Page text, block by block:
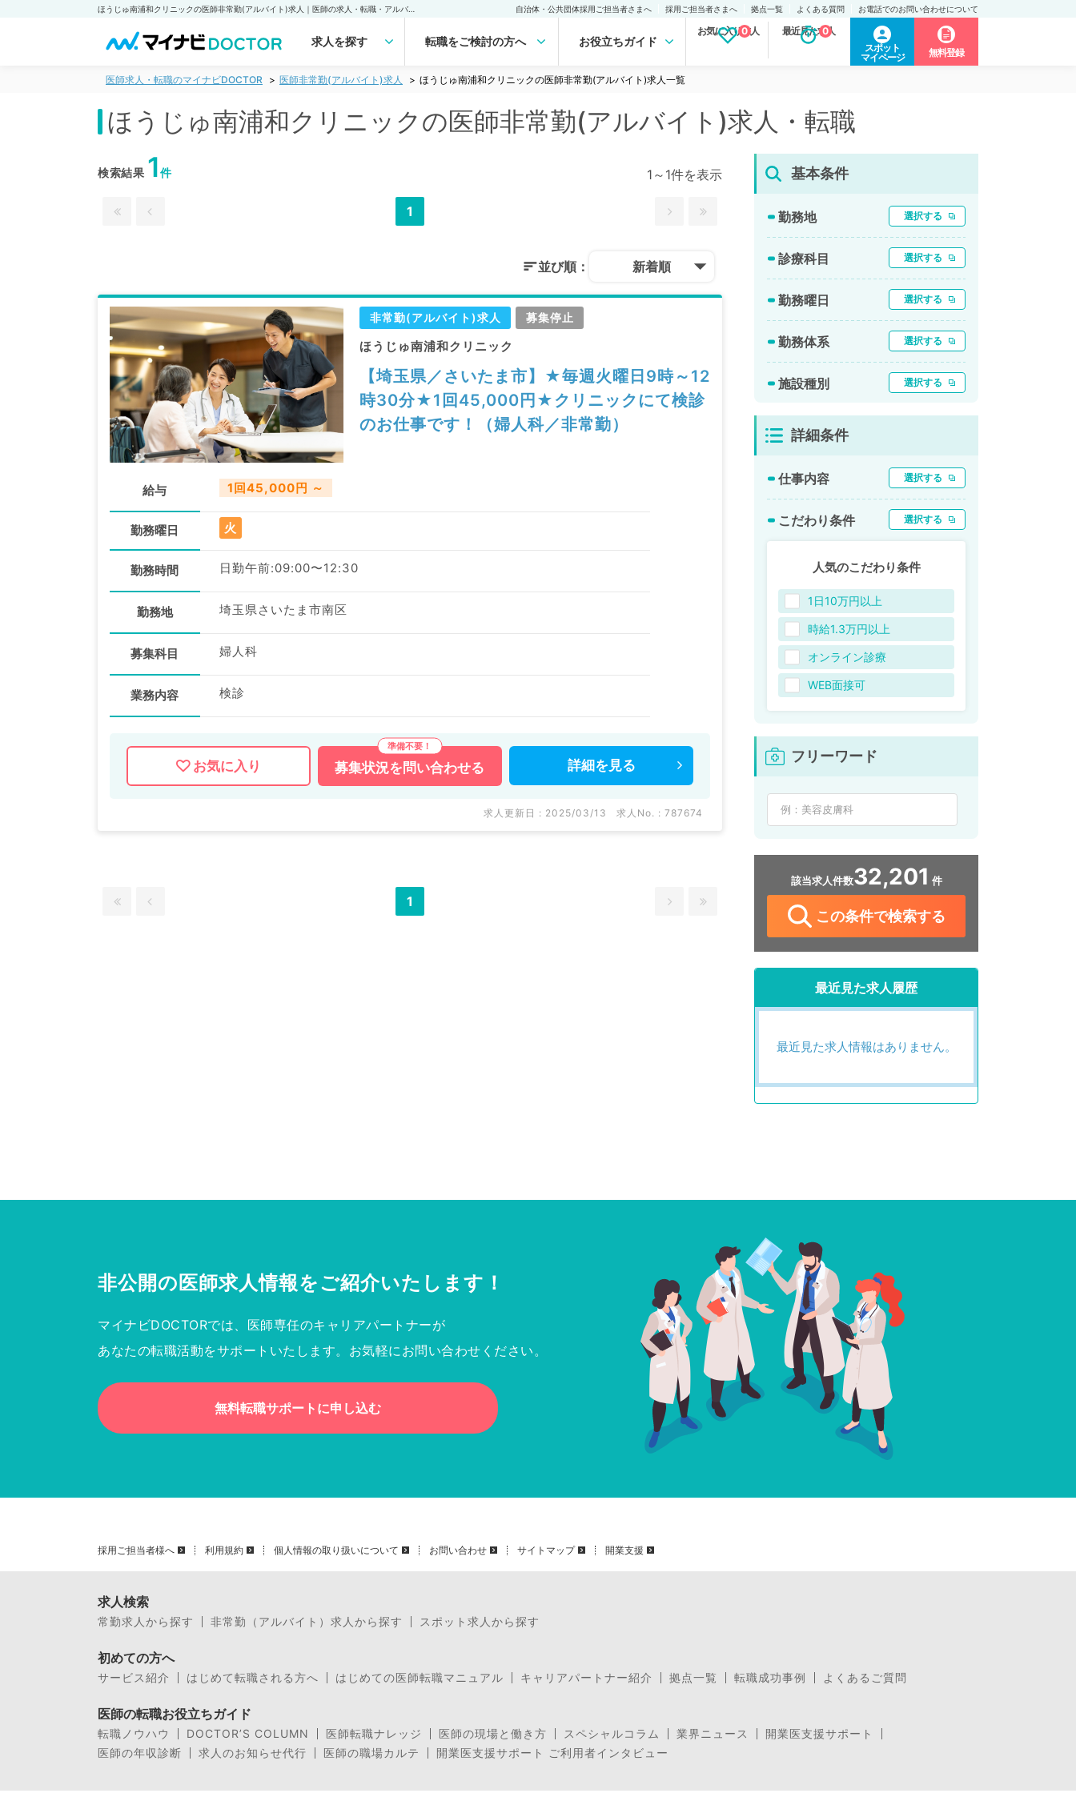
自治体・公共団体採用ご担当者さまへ 採用ご担当者さまへ 拠点一覧 よくある質問 お電話でのお問い合わせについて
求人を探す 転職をご検討の方へ お役立ちガイド
お気に入り求人
0 最近見た求人
0
スポット
マイページ
無料登録
医師求人・転職のマイナビDOCTOR 医師非常勤(アルバイト)求人 ほうじゅ南浦和クリニックの医師非常勤(アルバイト)求人一覧
ほうじゅ南浦和クリニックの医師非常勤(アルバイト)求人・転職
検索結果 1件 1～1件を表示
1
並び順： 新着順
非常勤(アルバイト)求人 募集停止
ほうじゅ南浦和クリニック
【埼玉県／さいたま市】★毎週火曜日9時～12
時30分★1回45,000円★クリニックにて検診
のお仕事です！（婦人科／非常勤）
給与 1回45,000円 ～
勤務曜日 火
勤務時間 日勤午前:09:00〜12:30
勤務地 埼玉県さいたま市南区
募集科目 婦人科
業務内容 検診
お気に入り 募集状況を 問い合わせる 詳細を 見る
求人更新日 : 2025/03/13 求人No. : 787674
1
基本条件
勤務地 選択する
診療科目 選択する
勤務曜日 選択する
勤務体系 選択する
施設種別 選択する
詳細条件
仕事内容 選択する
こだわり条件 選択する
人気のこだわり条件
1日10万円以上
時給1.3万円以上
オンライン診療
WEB面接可
フリーワード
該当求人件数32,201 件
この条件で検索する
最近見た求人履歴
最近見た求人情報はありません。
非公開の医師求人情報をご紹介いたします！
マイナビDOCTORでは、医師専任のキャリアパートナーが
あなたの転職活動をサポートいたします。お気軽にお問い合わせください。
無料転職サポートに申し込む
採用ご担当者様へ 利用規約 個人情報の取り扱いについて お問い合わせ サイトマップ 開業支援
求人検索
常勤求人から探す 非常勤（アルバイト）求人から探す スポット求人から探す
初めての方へ
サービス紹介 はじめて転職される方へ はじめての医師転職マニュアル キャリアパートナー紹介 拠点一覧 転職成功事例 よくあるご質問
医師の転職お役立ちガイド
転職ノウハウ DOCTOR’S COLUMN 医師転職ナレッジ 医師の現場と働き方 スペシャルコラム 業界ニュース
開業医支援サポート
医師の年収診断
求人のお知らせ代行 医師の職場カルテ 開業医支援サポート ご利用者インタビュー